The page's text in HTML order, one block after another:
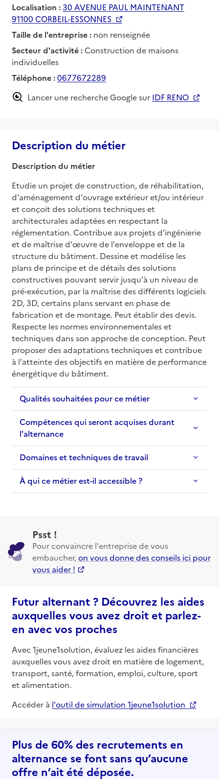
Localisation :30 AVENUE PAUL MAINTENANT
91100 CORBEIL-ESSONNES
Taille de l'entreprise : non renseignée
Secteur d'activité : Construction de maisons
individuelles
Téléphone :0677672289
Lancer une recherche Google sur IDF RENO
Description du métier
Description du métier
Etudie un projet de construction, de réhabilitation,
d'aménagement d'ouvrage extérieur et/ou intérieur
et conçoit des solutions techniques et
architecturales adaptées en respectant la
réglementation. Contribue aux projets d'ingénierie
et de maîtrise d'œuvre de l'enveloppe et de la
structure du bâtiment. Dessine et modélise les
plans de principe et de détails des solutions
constructives pouvant servir jusqu'à un niveau de
pré-exécution, par la maîtrise des différents logiciels
2D, 3D, certains plans servant en phase de
fabrication et de montage. Peut établir des devis.
Respecte les normes environnementales et
techniques dans son approche de conception. Peut
proposer des adaptations techniques et contribue
à l'atteinte des objectifs en matière de performance
énergétique du bâtiment.
Qualités souhaitées pour ce métier
Compétences qui seront acquises durant
l'alternance
Domaines et techniques de travail
À qui ce métier est-il accessible ?
Psst !
Pour convaincre l'entreprise de vous
embaucher,on vous donne des conseils ici pour
vous aider !
Futur alternant ? Découvrez les aides
auxquelles vous avez droit et parlez-
en avec vos proches
Avec 1jeune1solution, évaluez les aides financières
auxquelles vous avez droit en matière de logement,
transport, santé, formation, emploi, culture, sport
et alimentation.
Accéder à l'outil de simulation 1jeune1solution
Plus de 60% des recrutements en
alternance se font sans qu’aucune
offre n’ait été déposée.